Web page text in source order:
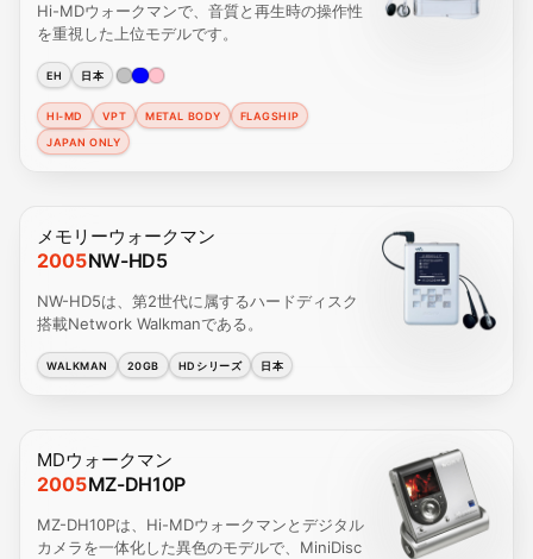
Hi-MDウォークマンで、音質と再生時の操作性
を重視した上位モデルです。
EH 日本
HI-MD VPT METAL BODY
FLAGSHIP
JAPAN ONLY
メモリーウォークマン
2005NW-HD5
NW-HD5は、第2世代に属するハードディスク
搭載Network Walkmanである。
WALKMAN 20GB HDシリーズ 日本
MDウォークマン
2005MZ-DH10P
MZ-DH10Pは、Hi-MDウォークマンとデジタル
カメラを一体化した異色のモデルで、MiniDisc